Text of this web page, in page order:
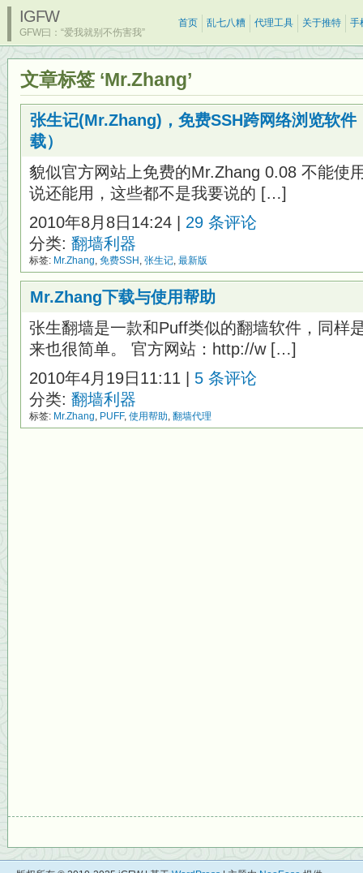
IGFW
GFW曰：“爱我就别不伤害我”
首页 乱七八糟 代理工具 关于推特 手
文章标签 ‘Mr.Zhang’
张生记(Mr.Zhang)，免费SSH跨网络浏览软件
载）
貌似官方网站上免费的Mr.Zhang 0.08 不能使
说还能用，这些都不是我要说的 […]
2010年8月8日14:24 | 29 条评论
分类: 翻墙利器
标签: Mr.Zhang, 免费SSH , 张生记, 最新版
Mr.Zhang下载与使用帮助
张生翻墙是一款和Puff类似的翻墙软件，同样
来也很简单。 官方网站：http://w […]
2010年4月19日11:11 | 5 条评论
分类: 翻墙利器
标签: Mr.Zhang, PUFF, 使用帮助, 翻墙代理